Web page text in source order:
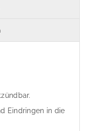
Eindringen in die